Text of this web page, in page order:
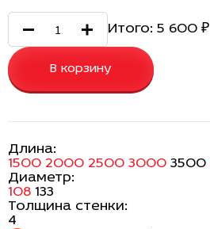
Итого: 5 600 ₽
В корзину
Длина:
1500 2000 2500 3000 3500
Диаметр:
108 133
Толщина стенки:
4